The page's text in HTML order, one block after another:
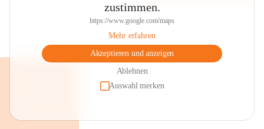
zustimmen.
https://www.google.com/maps
Mehr erfahren
Akzeptieren und anzeigen
Ablehnen
Auswahl merken